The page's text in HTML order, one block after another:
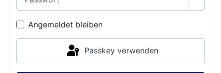
Angemeldet bleiben
Passkey verwenden